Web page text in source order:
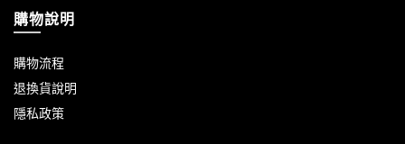
購物說明
購物流程
退換貨說明
隱私政策